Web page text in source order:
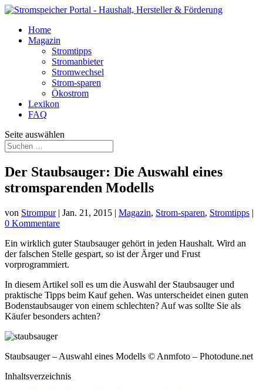
Home
Magazin
Stromtipps
Stromanbieter
Stromwechsel
Strom-sparen
Ökostrom
Lexikon
FAQ
Seite auswählen
Der Staubsauger: Die Auswahl eines
stromsparenden Modells
von Strompur| Jan. 21, 2015 | Magazin, Strom-sparen, Stromtipps |
0 Kommentare
Ein wirklich guter Staubsauger gehört in jeden Haushalt. Wird an
der falschen Stelle gespart, so ist der Ärger und Frust
vorprogrammiert.
In diesem Artikel soll es um die Auswahl der Staubsauger und
praktische Tipps beim Kauf gehen. Was unterscheidet einen guten
Bodenstaubsauger von einem schlechten? Auf was sollte Sie als
Käufer besonders achten?
Staubsauger – Auswahl eines Modells © Anmfoto – Photodune.net
Inhaltsverzeichnis